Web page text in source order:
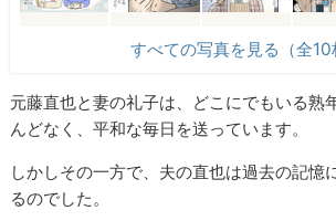
すべての写真を見る（全10
元藤直也と妻の礼子は、どこにでもいる熟
んどなく、平和な毎日を送っています。
しかしその一方で、夫の直也は過去の記憶
るのでした。